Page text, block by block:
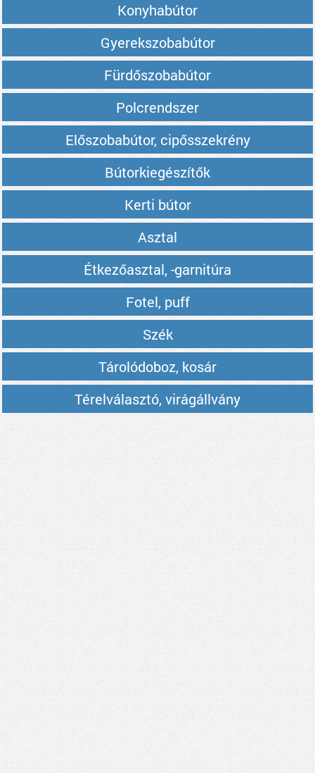
Konyhabútor
Gyerekszobabútor
Fürdőszobabútor
Polcrendszer
Előszobabútor, cipősszekrény
Bútorkiegészítők
Kerti bútor
Asztal
Étkezőasztal, -garnitúra
Fotel, puff
Szék
Tárolódoboz, kosár
Térelválasztó, virágállvány